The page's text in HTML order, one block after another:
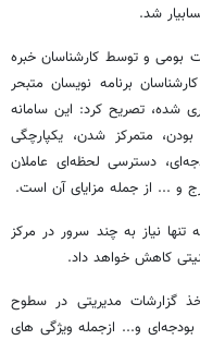
شد.
بومی و توسط کارشناسان خبره
برنامه نویسان متبحر
شده، تصریح کرد: این سامانه
متمرکز شدن، یکپارچگی
دسترسی لحظه‌ای عاملان
و ... از جمله مزایای آن است.
تنها نیاز به چند سرور در مرکز
کاهش خواهد داد.
گزارشات مدیریتی در سطوح
و... ازجمله ویژگی های